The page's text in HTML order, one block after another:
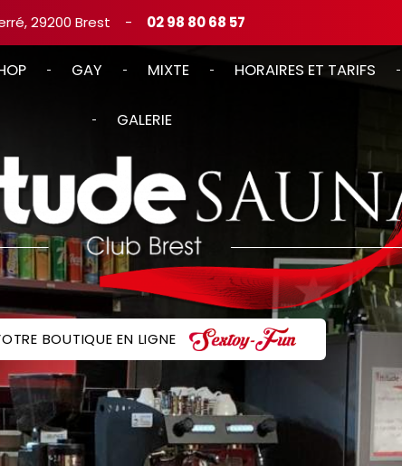
29200 Brest - 02 98 80 68 57
GAY MIXTE HORAIRES ET TARIFS
GALERIE
BOUTIQUE EN LIGNE